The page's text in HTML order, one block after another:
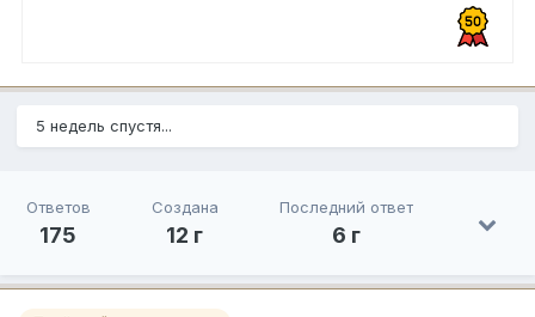
5 недель спустя...
Ответов
175
Создана
12 г
Последний ответ
6 г